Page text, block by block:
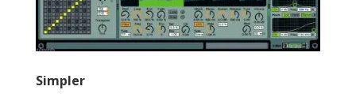
Simpler